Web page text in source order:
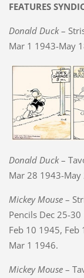
FEATURES
Donald Duck–
Mar 1 1943-May
Donald Duck–
Mar 28 1943-May
Mickey Mouse–
Pencils Dec 25-
Feb 10 1945,
Mar 1 1946.
Mickey Mouse–